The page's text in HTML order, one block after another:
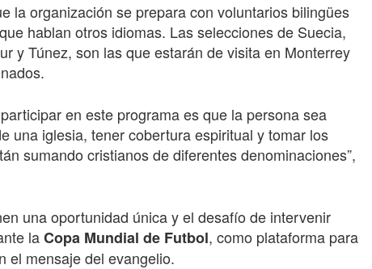
la organización se prepara con voluntarios bilingües
hablan otros idiomas. Las selecciones de Suecia,
y Túnez, son las que estarán de visita en Monterrey
en este programa es que la persona sea
una iglesia, tener cobertura espiritual y tomar los
sumando cristianos de diferentes denominaciones”,
una oportunidad única y el desafío de intervenir
laCopa Mundial de Futbol, como plataforma para
el mensaje del evangelio.